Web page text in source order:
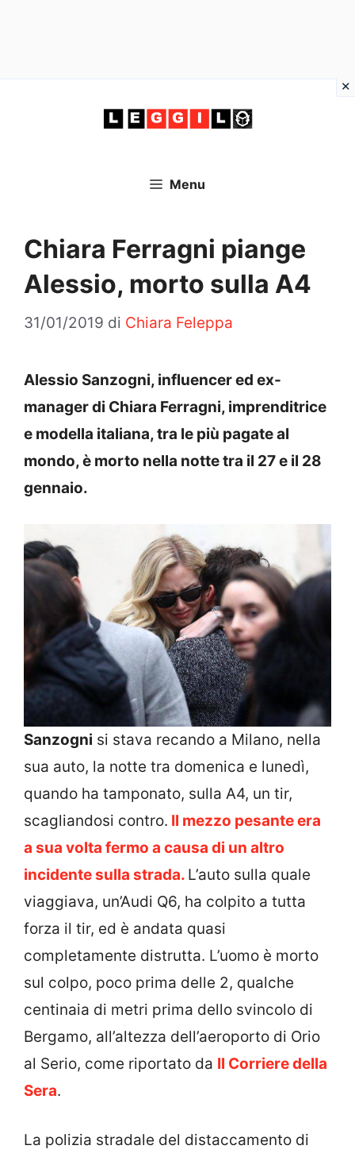
Menu
Chiara Ferragni piange
Alessio, morto sulla A4
31/01/2019 di Chiara Feleppa
Alessio Sanzogni, influencer ed ex-
manager di Chiara Ferragni, imprenditrice
e modella italiana, tra le più pagate al
mondo, è morto nella notte tra il 27 e il 28
gennaio.
Sanzogni si stava recando a Milano, nella
sua auto, la notte tra domenica e lunedì,
quando ha tamponato, sulla A4, un tir,
scagliandosi contro. Il mezzo pesante era
a sua volta fermo a causa di un altro
incidente sulla strada. L’auto sulla quale
viaggiava, un’Audi Q6, ha colpito a tutta
forza il tir, ed è andata quasi
completamente distrutta. L’uomo è morto
sul colpo, poco prima delle 2, qualche
centinaia di metri prima dello svincolo di
Bergamo, all’altezza dell’aeroporto di Orio
al Serio, come riportato da Il Corriere della
Sera.
La polizia stradale del distaccamento di